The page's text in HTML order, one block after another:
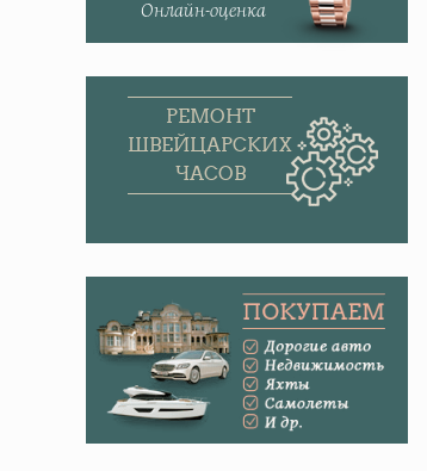
Онлайн-оценка
РЕМОНТ
ШВЕЙЦАРСКИХ
ЧАСОВ